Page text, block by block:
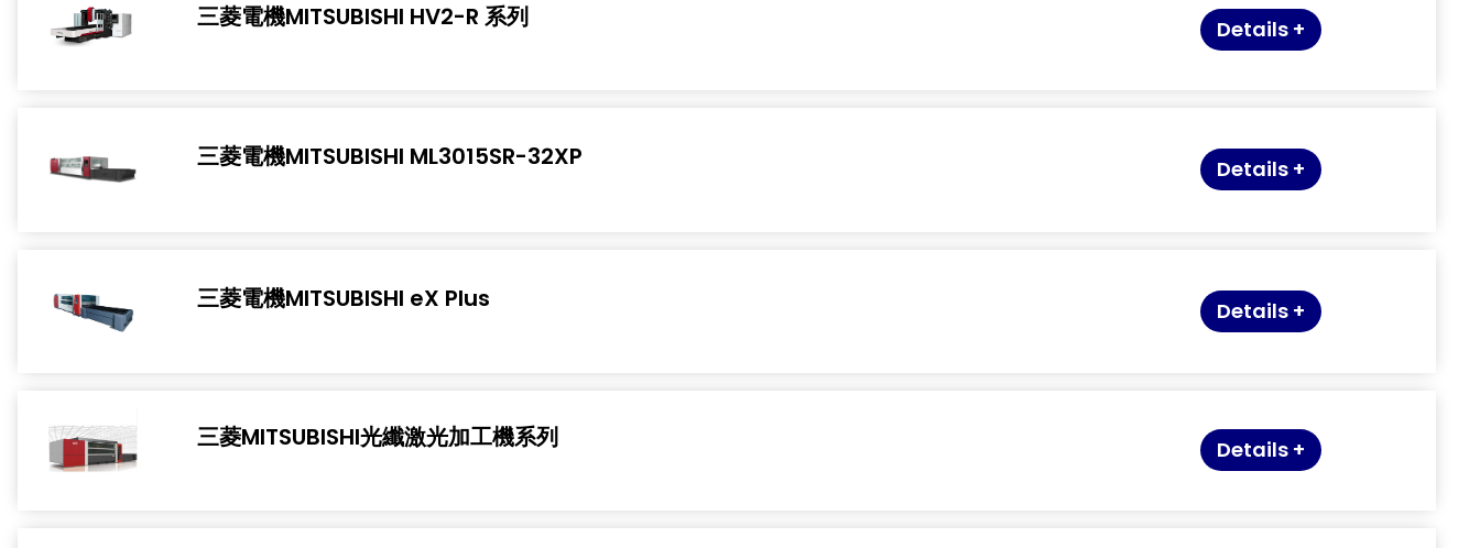
三菱電機MITSUBISHI HV2-R 系列 Details +
三菱電機MITSUBISHI ML3015SR-32XP Details +
三菱電機MITSUBISHI eX Plus Details +
三菱MITSUBISHI光纖激光加工機系列 Details +